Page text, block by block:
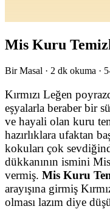
Mis Kuru
Bir Masal · 2 dk okuma ·
Kırmızı Leğen
eşyalarla beraber bir
ve hayali olan kuru
hazırlıklara ufaktan
kokuları çok
dükkanının ismini
vermiş. Mis Kuru
arayışına girmiş
olması lazım diye